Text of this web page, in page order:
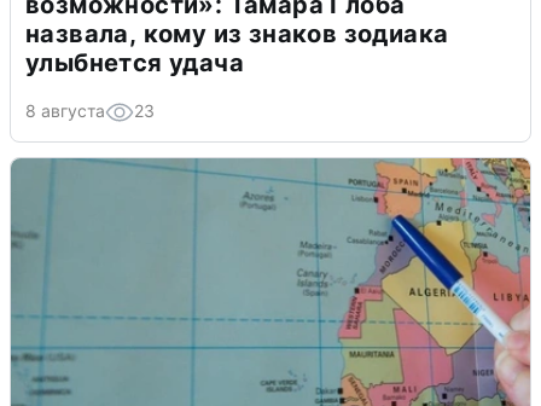
назвала, кому из знаков зодиака
улыбнется удача
8 августа 23